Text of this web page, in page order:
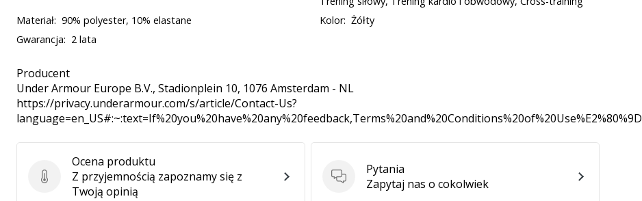
Materiał: 90% polyester, 10% elastane Kolor: Żółty
Gwarancja: 2 lata
Producent
Under Armour Europe B.V., Stadionplein 10, 1076 Amsterdam - NL
https://privacy.underarmour.com/s/article/Contact-Us?
language=en_US#:~:text=If%20you%20have%20any%20feedback,Terms%20and%20Conditions%20of%20Use%E2%80%9D
Ocena produktu
Ocena produktu
Z przyjemnością zapoznamy się z
Twoją opinią
Pytania
Pytania
Zapytaj nas o cokolwiek